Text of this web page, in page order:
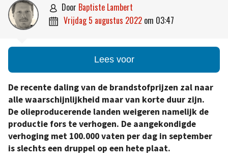
 door Baptiste Lambert
 vrijdag 5 augustus 2022 om 03:47
Lees voor
De recente daling van de brandstofprijzen zal naar
alle waarschijnlijkheid maar van korte duur zijn.
De olieproducerende landen weigeren namelijk de
productie fors te verhogen. De aangekondigde
verhoging met 100.000 vaten per dag in september
is slechts een druppel op een hete plaat.